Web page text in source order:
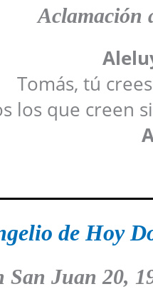
Aclamación
Tomás, tú
los que creen
de Hoy
San Juan 20,